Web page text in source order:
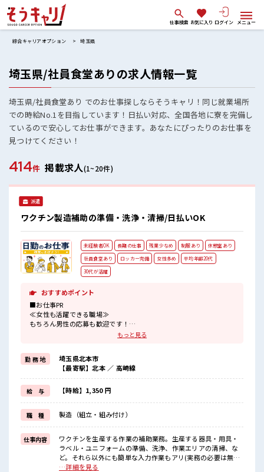
仕事検索 お気に入り ログイン メニュー
綜合キャリアオプション 埼玉県
埼玉県/社員食堂ありの求人情報一覧
埼玉県/社員食堂あり でのお仕事探しならそうキャリ！同じ就業場所
での時給No.1を目指しています！日払い対応、全国各地に寮を完備し
ているので安心してお仕事ができます。あなたにぴったりのお仕事を
見つけてください！
414件 掲載求人(1~20件)
派遣
ワクチン製造補助の準備・洗浄・清掃/日払いOK
未経験者OK 長期の仕事 残業少なめ 制服あり
休憩室あり
社員食堂あり
ロッカー完備 女性多め
平均年齢20代
30代が活躍
おすすめポイント
■お仕事PR
≪女性も活躍できる職場≫
もちろん男性の応募も歓迎です！
残業はほとんどナシ！
≪動きやすい制服アリ≫
制服があるので、
毎日の服装の悩み解消♪
≪未経験の方も大カンゲイ≫
新しいことにチャレンジするのは不安だけど、
しっかり働く環境が整っています！
イチからスキルUP・ステップUP目指していきましょう！
≪自分に合った期間で働ける≫
福利厚生が整った派遣のお仕事です！
■職場の雰囲気
女性多めで休み時間は女子トークがあふれる職場です！
もっと見る
勤 務 地
埼玉県北本市
【最寄駅】北本 ／ 高崎線
給 与 【時給】1,350 円
職 種 製造（組立・組み付け）
仕事内容
ワクチンを生産する作業の補助業務。生産する器具・用具・
ラベル・ユニフォームの準備、洗浄、作業エリアの清掃、な
ど。それら以外にも簡単な入力作業もアリ(実務の必要は無し)
■お仕事PR ≪女性も活躍できる職場≫ もちろん男性の応募も
…詳細を見る